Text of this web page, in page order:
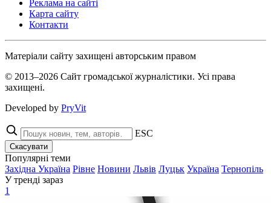
Реклама на сайті
Карта сайту
Контакти
Матеріали сайту захищені авторським правом
© 2013–2026 Сайт громадської журналістики. Усі права
захищені.
Developed by PryVit
ESC
Скасувати
Популярні теми
Західна Україна Рівне Новини Львів Луцьк Україна Тернопіль
У тренді зараз
1